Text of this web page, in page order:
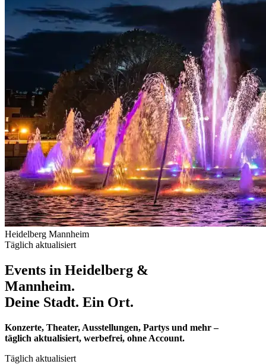
Heidelberg Mannheim
Täglich aktualisiert
Events in Heidelberg &
Mannheim.
Deine Stadt. Ein Ort.
Konzerte, Theater, Ausstellungen, Partys und mehr –
täglich aktualisiert, werbefrei, ohne Account.
Täglich aktualisiert